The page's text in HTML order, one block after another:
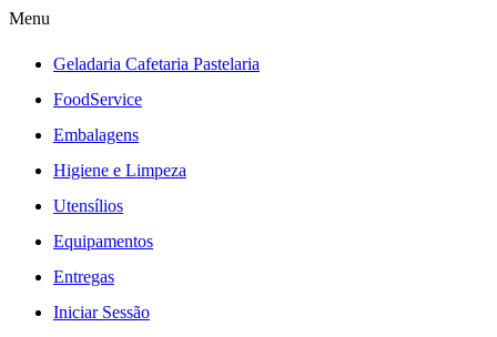
Menu
Geladaria Cafetaria Pastelaria
FoodService
Embalagens
Higiene e Limpeza
Utensílios
Equipamentos
Entregas
Iniciar Sessão